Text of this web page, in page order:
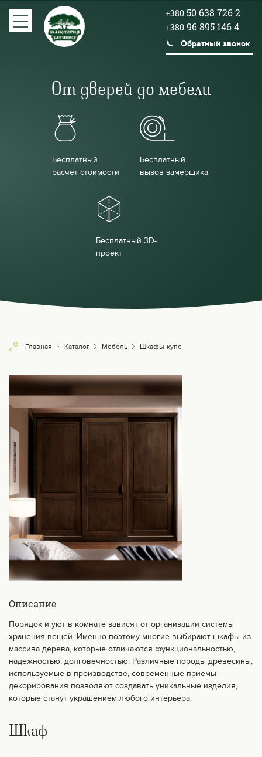
+380 50 638 726 2
+380 96 895 146 4
Обратный звонок
От дверей до мебели
Бесплатный
расчет стоимости
Бесплатный
вызов замерщика
Бесплатный 3D-
проект
Главная Каталог Мебель Шкафы-купе
Описание
Порядок и уют в комнате зависят от организации системы
хранения вещей. Именно поэтому многие выбирают шкафы из
массива дерева, которые отличаются функциональностью,
надежностью, долговечностью. Различные породы древесины,
используемые в производстве, современные приемы
декорирования позволяют создавать уникальные изделия,
которые станут украшением любого интерьера.
Шкаф